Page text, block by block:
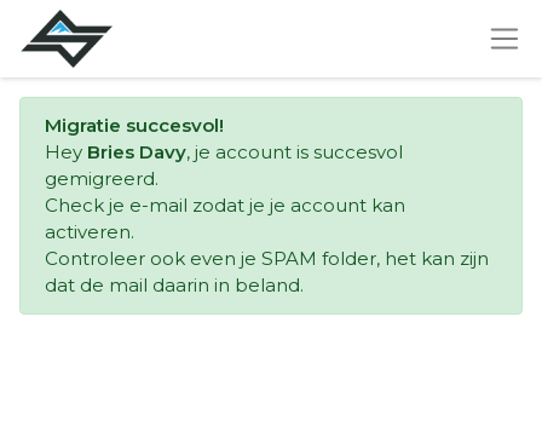
Migratie succesvol!
Hey Bries Davy, je account is succesvol
gemigreerd.
Check je e-mail zodat je je account kan
activeren.
Controleer ook even je SPAM folder, het kan zijn
dat de mail daarin in beland.